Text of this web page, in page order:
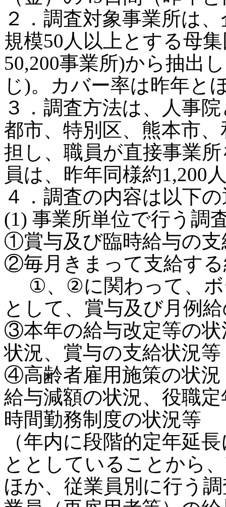
２．調査対象事業所は
規模50人以上とする母
50,200事業所)から抽出
じ)。カバー率は昨年と
３．調査方法は、人事
都市、特別区、熊本市
担し、職員が直接事業
員は、昨年同様約1,200
４．調査の内容は以下
(1) 事業所単位で行う調
①賞与及び臨時給与の支
②毎月きまって支給す
①、②に関わって、ボ
として、賞与及び月例
③本年の給与改定等の
状況、賞与の支給状況等
④高齢者雇用施策の状
給与減額の状況、役職
時間勤務制度の状況等
（年内に段階的定年延
ととしていることから
ほか、従業員別に行う